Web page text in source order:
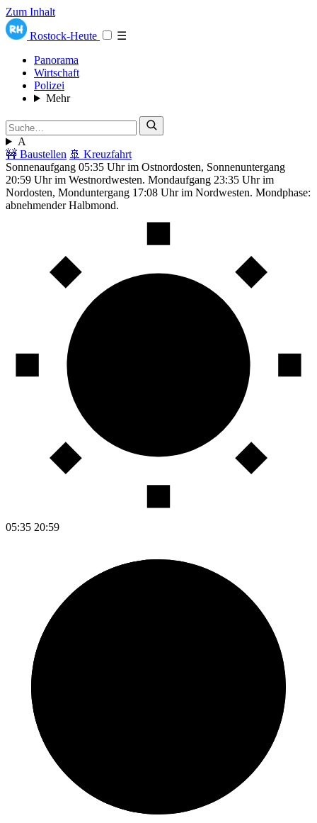
Zum Inhalt
Rostock-Heute
☰
Panorama
Wirtschaft
Polizei
Mehr
A
🚧 Baustellen 🚢 Kreuzfahrt
Sonnenaufgang 05:35 Uhr im Ostnordosten, Sonnenuntergang
20:59 Uhr im Westnordwesten. Mondaufgang 23:35 Uhr im
Nordosten, Monduntergang 17:08 Uhr im Nordwesten. Mondphase:
abnehmender Halbmond.
05:35 20:59